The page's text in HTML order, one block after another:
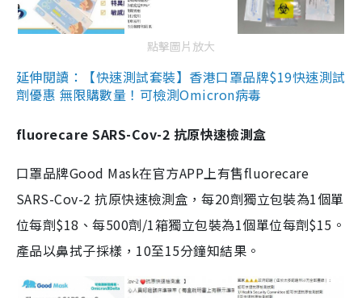
點擊圖片放大
延伸閱讀：【快速測試套裝】香港口罩品牌$19快速測試
劑優惠 無限購數量！可檢測Omicron病毒
fluorecare SARS-Cov-2 抗原快速檢測盒
口罩品牌Good Mask在官方APP上有售fluorecare
SARS-Cov-2 抗原快速檢測盒，每20劑獨立包裝為1個單
位每劑$18、每500劑/1箱獨立包裝為1個單位每劑$15。
產品以鼻拭子採樣，10至15分鐘知結果。